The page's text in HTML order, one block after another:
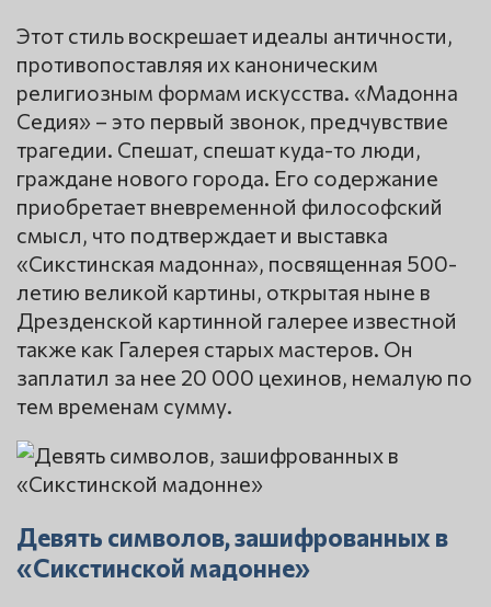
Этот стиль воскрешает идеалы античности,
противопоставляя их каноническим
религиозным формам искусства. «Мадонна
Седия» – это первый звонок, предчувствие
трагедии. Спешат, спешат куда-то люди,
граждане нового города. Его содержание
приобретает вневременной философский
смысл, что подтверждает и выставка
«Сикстинская мадонна», посвященная 500-
летию великой картины, открытая ныне в
Дрезденской картинной галерее известной
также как Галерея старых мастеров. Он
заплатил за нее 20 000 цехинов, немалую по
тем временам сумму.
Девять символов, зашифрованных в
«Сикстинской мадонне»